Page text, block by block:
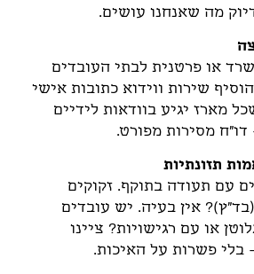
מה שאנחנו עושים.
או פרטנית לבתי העובדים
שירות ווידוא כתובות אישי
מארז יגיע בוודאות לידיים
דו"ח מסירות מפורט.
תזונתיות
עם תעודה בתוקף. זקוקים
אין בעיה. יש עובדים
או עם רגישויות? ציינו
בלי פשרות על האיכות.